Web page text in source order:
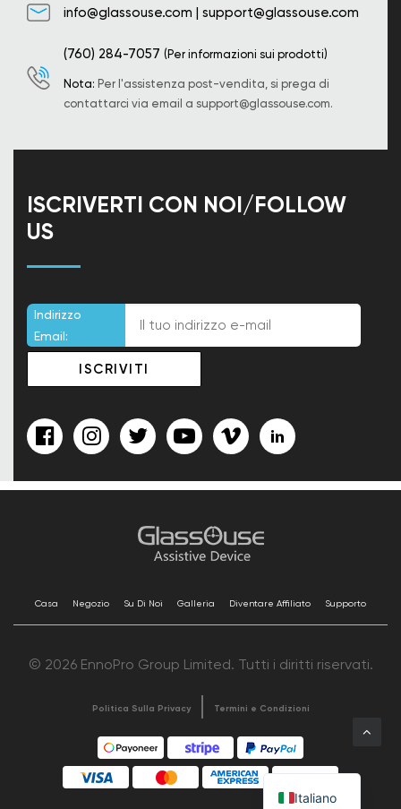
info@glassouse.com | support@glassouse.com
(760) 284-7057 (Per informazioni sui prodotti)
Nota: Per l'assistenza post-vendita, si prega di
contattarci via email a support@glassouse.com.
ISCRIVERTI CON NOI/FOLLOW
US
Indirizzo
Email:
Casa Negozio Su Di Noi Galleria Diventare Affiliato Supporto
© 2026 EnnoPro Group Limited. Tutti i diritti riservati.
Politica Sulla Privacy Termini e Condizioni
Italiano